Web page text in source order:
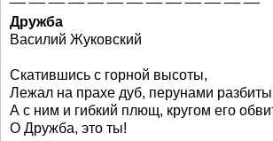
Дружба
Василий Жуковский
Скатившись с горной высоты,
Лежал на прахе дуб, перунами
А с ним и гибкий плющ, кругом его
О Дружба, это ты!